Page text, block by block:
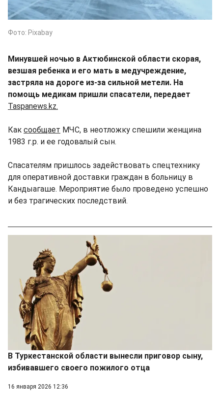
Фото: Pixabay
Минувшей ночью в Актюбинской области скорая,
везшая ребенка и его мать в медучреждение,
застряла на дороге из-за сильной метели. На
помощь медикам пришли спасатели, передает
Taspanews.kz.
Как сообщает МЧС, в неотложку спешили женщина
1983 г.р. и ее годовалый сын.
Спасателям пришлось задействовать спецтехнику
для оперативной доставки граждан в больницу в
Кандыагаше. Мероприятие было проведено успешно
и без трагических последствий.
В Туркестанской области вынесли приговор сыну,
избивавшего своего пожилого отца
16 января 2026 12:36